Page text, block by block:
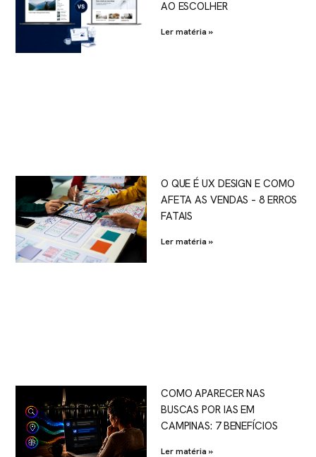
AO ESCOLHER
Ler matéria »
O QUE É UX DESIGN E COMO
AFETA AS VENDAS – 8 ERROS
FATAIS
Ler matéria »
COMO APARECER NAS
BUSCAS POR IAS EM
CAMPINAS: 7 BENEFÍCIOS
Ler matéria »